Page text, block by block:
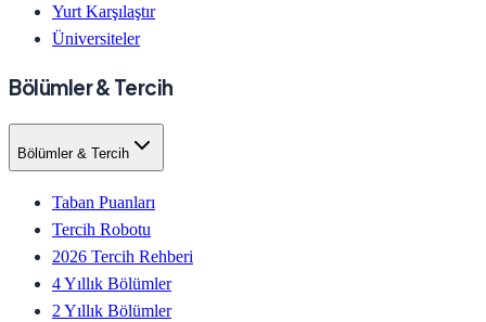
Yurt Karşılaştır
Üniversiteler
Bölümler & Tercih
Bölümler & Tercih
Taban Puanları
Tercih Robotu
2026 Tercih Rehberi
4 Yıllık Bölümler
2 Yıllık Bölümler